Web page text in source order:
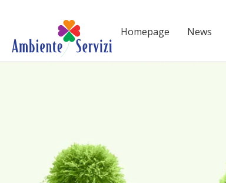
Vai al contenuto principale
Homepage News